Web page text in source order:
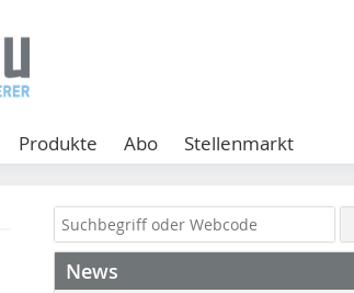
Produkte Abo Stellenmarkt
News